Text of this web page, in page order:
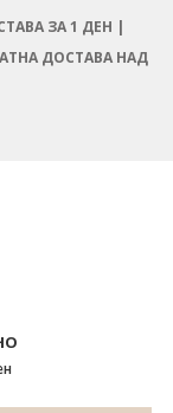
ЗА 1 ДЕН |
ДОСТАВА НАД